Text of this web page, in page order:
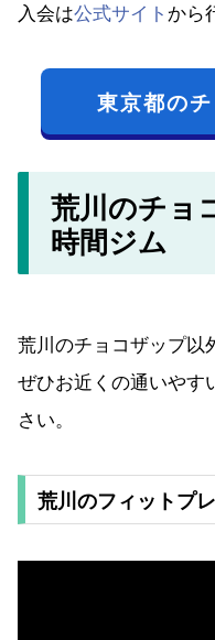
入会は公式サイト から
東京都の
荒川のチョ
時間ジム
荒川のチョコザップ以
ぜひお近くの通いやす
さい。
荒川のフィットプ